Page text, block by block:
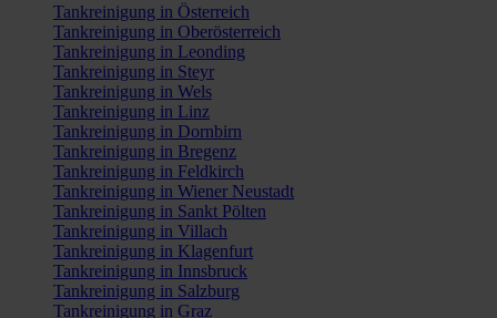
Tankreinigung in Österreich
Tankreinigung in Oberösterreich
Tankreinigung in Leonding
Tankreinigung in Steyr
Tankreinigung in Wels
Tankreinigung in Linz
Tankreinigung in Dornbirn
Tankreinigung in Bregenz
Tankreinigung in Feldkirch
Tankreinigung in Wiener Neustadt
Tankreinigung in Sankt Pölten
Tankreinigung in Villach
Tankreinigung in Klagenfurt
Tankreinigung in Innsbruck
Tankreinigung in Salzburg
Tankreinigung in Graz